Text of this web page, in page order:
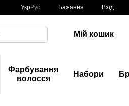
УкрРус Бажання Вхід
Мій кошик
Фарбування
волосся
Набори